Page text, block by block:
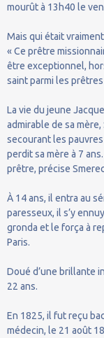
mourût à 13h40 le
Mais qui était
« Ce prêtre
être exceptionnel,
saint parmi les
La vie du jeune
admirable de sa
secourant les
perdit sa mère à 7
prêtre, précise
À 14 ans, il entra au
paresseux, il s’y
gronda et le força à
Paris.
Doué d’une brillante
22 ans.
En 1825, il fut reçu
médecin, le 21 août